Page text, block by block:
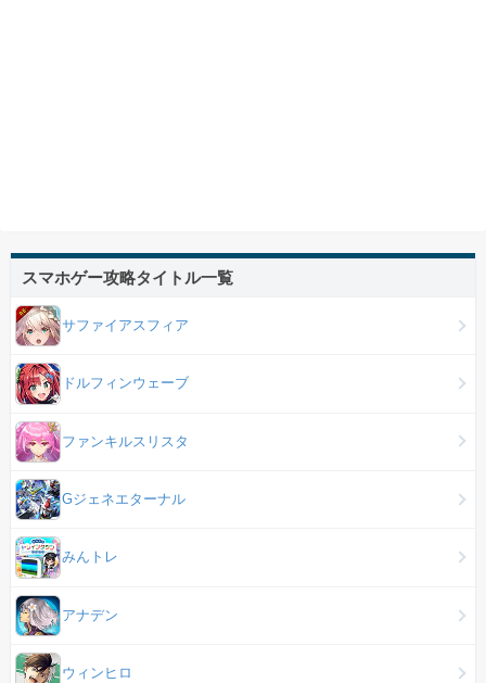
スマホゲー攻略タイトル一覧
サファイアスフィア
ドルフィンウェーブ
ファンキルスリスタ
Gジェネエターナル
みんトレ
アナデン
ウィンヒロ